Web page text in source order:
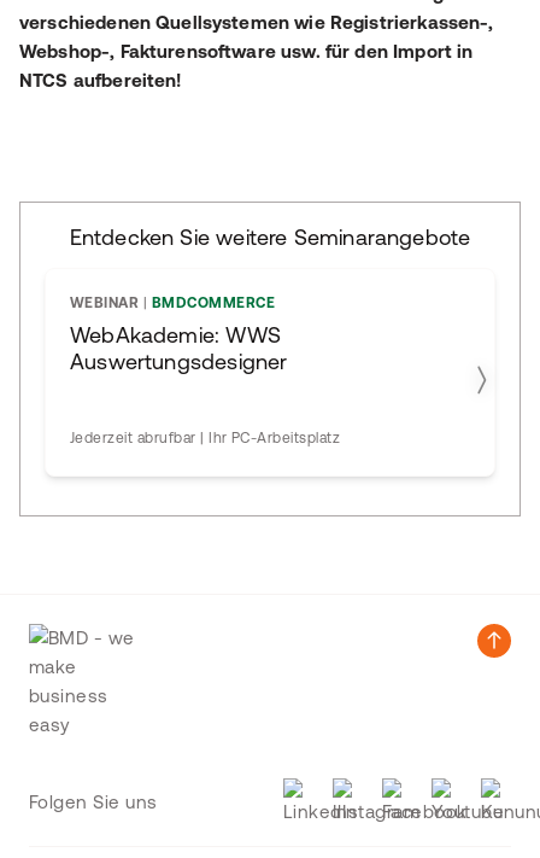
verschiedenen Quellsystemen wie Registrierkassen-,
Webshop-, Fakturensoftware usw. für den Import in
NTCS aufbereiten!
Entdecken Sie weitere Seminarangebote
WEBINAR BMDCOMMERCE
WebAkademie: WWS
Auswertungsdesigner
Jederzeit abrufbar | Ihr PC-Arbeitsplatz
Folgen Sie uns